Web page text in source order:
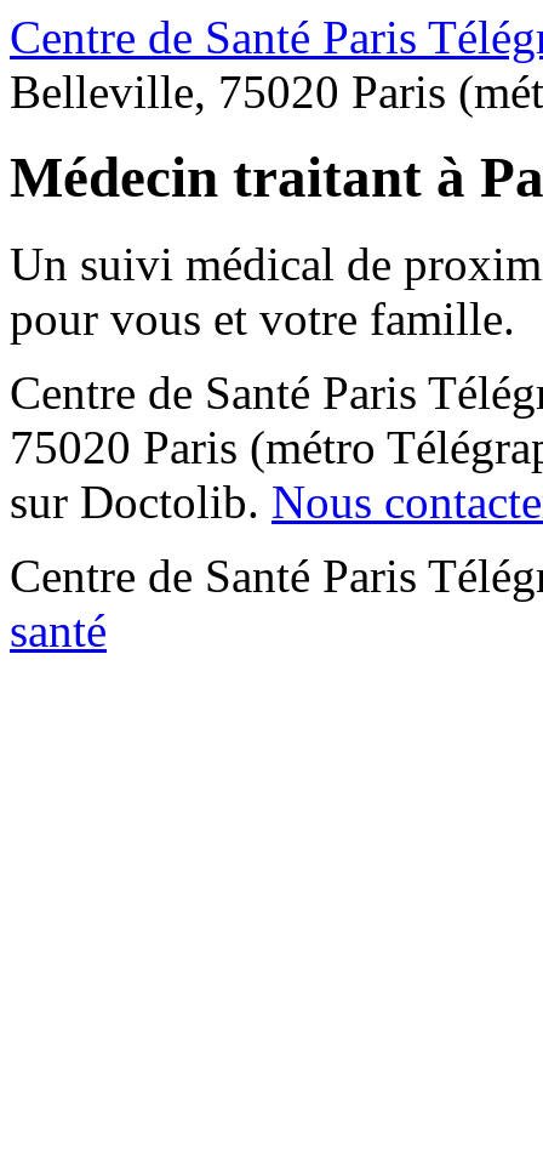
Centre de Santé Paris
Belleville, 75020 Paris
Médecin traitant à
Un suivi médical de
pour vous et votre famille.
Centre de Santé Paris
75020 Paris (métro
sur Doctolib. Nous
Centre de Santé Paris
santé